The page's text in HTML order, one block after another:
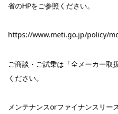
省のHPをご参照ください。
https://www.meti.go.jp/policy/
ご商談・ご試乗は「全メーカー取
ください。
メンテナンスorファイナンスリー